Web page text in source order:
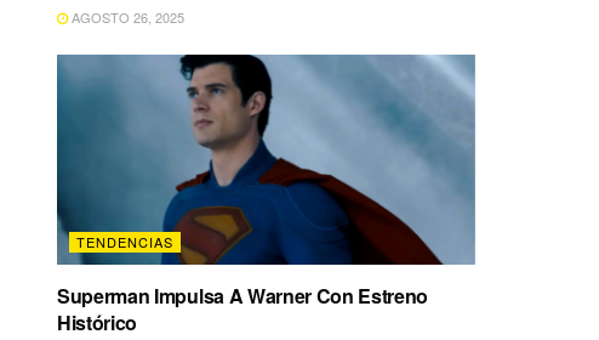
AGOSTO 26, 2025
TENDENCIAS
Superman Impulsa A Warner Con Estreno
Histórico